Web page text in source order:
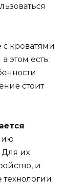
кроватями
этом есть:
стоит
Для их
и